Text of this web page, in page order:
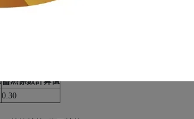
蓄熱係數計算值
0.30